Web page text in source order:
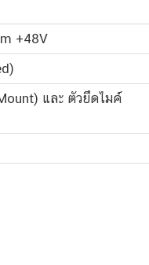
+48V
และ ตัวยึดไมค์